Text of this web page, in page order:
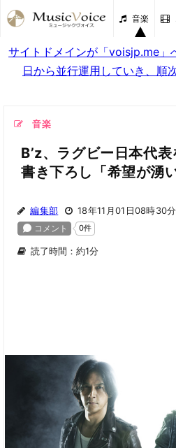
音楽
サイトドメインが「voisjp.me」
日から並行運用していき、順
音楽
B’z、ラグビー日本代
書き下ろし「希望が湧
編集部 18年11月01日08時30分
読了時間：約1分